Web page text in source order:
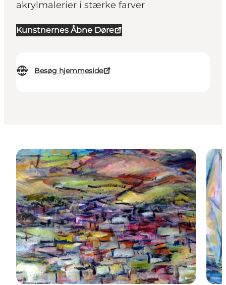
akrylmalerier i stærke farver
Kunstnernes Åbne Døre
Besøg hjemmeside